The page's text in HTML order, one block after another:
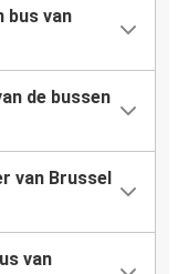
bus van
de bussen
van Brussel
van